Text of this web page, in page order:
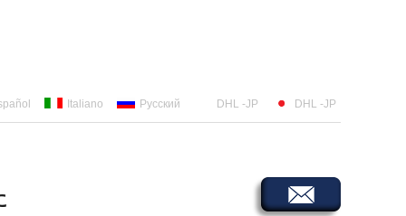
Italiano Русский DHL -JP DHL -JP